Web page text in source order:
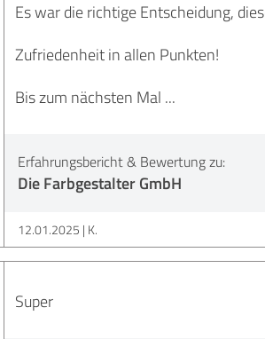
Es war die richtige Entscheidung,
Zufriedenheit in allen Punkten!
Bis zum nächsten Mal ...
Erfahrungsbericht & Bewertung zu:
Die Farbgestalter GmbH
12.01.2025 K.
Super